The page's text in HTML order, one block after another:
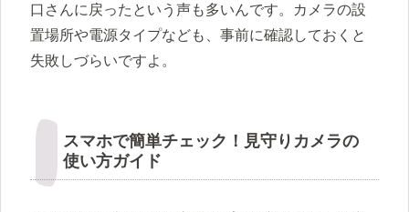
口さんに戻ったという声も多いんです。カメラの設
置場所や電源タイプなども、事前に確認しておくと
失敗しづらいですよ。
スマホで簡単チェック！見守りカメラの
使い方ガイド